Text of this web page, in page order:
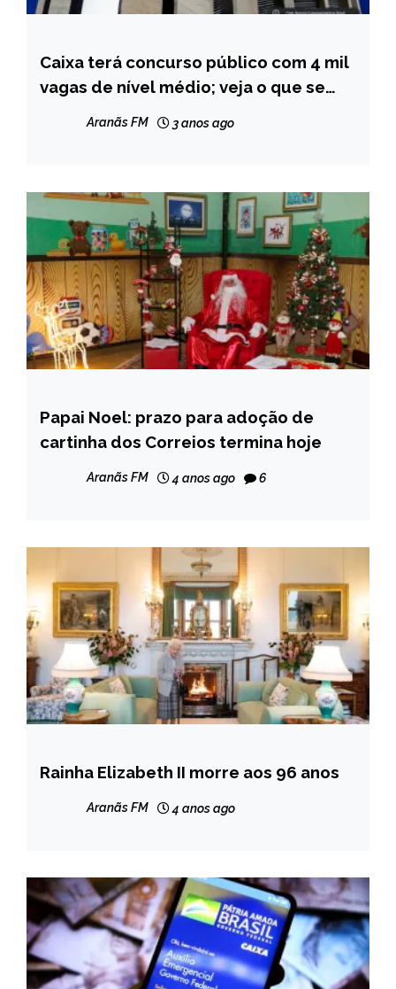
BRASIL
NOTÍCIAS
Caixa terá concurso público com 4 mil
vagas de nível médio; veja o que se
Aranãs FM 3 anos ago
BRASIL
NOTÍCIAS
Papai Noel: prazo para adoção de
cartinha dos Correios termina hoje
Aranãs FM 4 anos ago 6
INTERNACIONAL
NOTÍCIAS
Rainha Elizabeth II morre aos 96 anos
Aranãs FM 4 anos ago